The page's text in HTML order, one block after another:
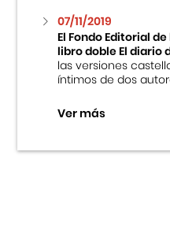
07/11/2019
El Fondo Editorial
libro doble El diario
las versiones
íntimos de dos
Ver más